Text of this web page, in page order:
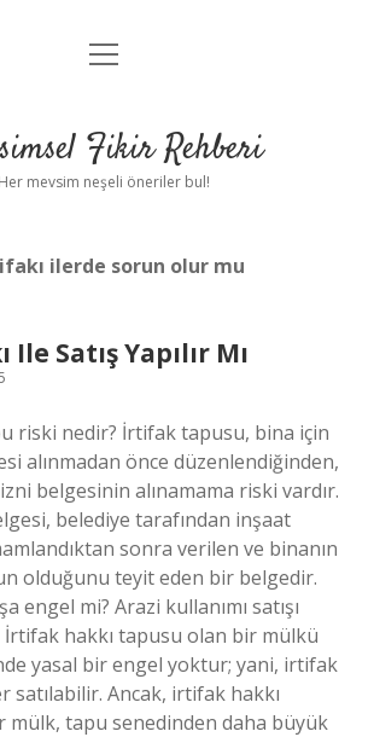
Anasayfa
Yasal Uyarı
menüyü
Fikir Rehberi
Her mevsim neşeli öneriler bul!
ilerde sorun olur mu
Satış Yapılır Mı
riski nedir? İrtifak tapusu, bina için
alınmadan önce düzenlendiğinden,
belgesinin alınamama riski vardır.
belediye tarafından inşaat
sonra verilen ve binanın
olduğunu teyit eden bir belgedir.
engel mi? Arazi kullanımı satışı
hakkı tapusu olan bir mülkü
yasal bir engel yoktur; yani, irtifak
satılabilir. Ancak, irtifak hakkı
mülk, tapu senedinden daha büyük